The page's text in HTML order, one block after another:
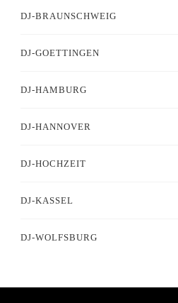
DJ-BRAUNSCHWEIG
DJ-GOETTINGEN
DJ-HAMBURG
DJ-HANNOVER
DJ-HOCHZEIT
DJ-KASSEL
DJ-WOLFSBURG